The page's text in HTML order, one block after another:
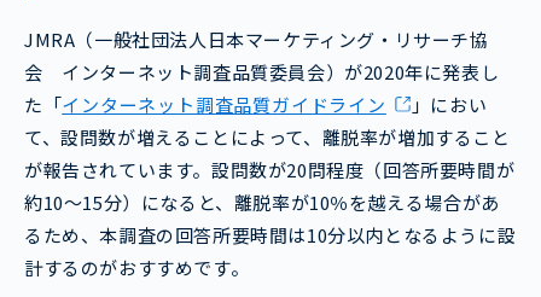
JMRA（一般社団法人日本マーケティング・リサーチ協
会 インターネット調査品質委員会）が2020年に発表し
た「インターネット調査品質ガイドライン
」におい
て、設問数が増えることによって、離脱率が増加すること
が報告されています。設問数が20問程度（回答所要時間が
約10～15分）になると、離脱率が10％を越える場合があ
るため、本調査の回答所要時間は10分以内となるように設
計するのがおすすめです。